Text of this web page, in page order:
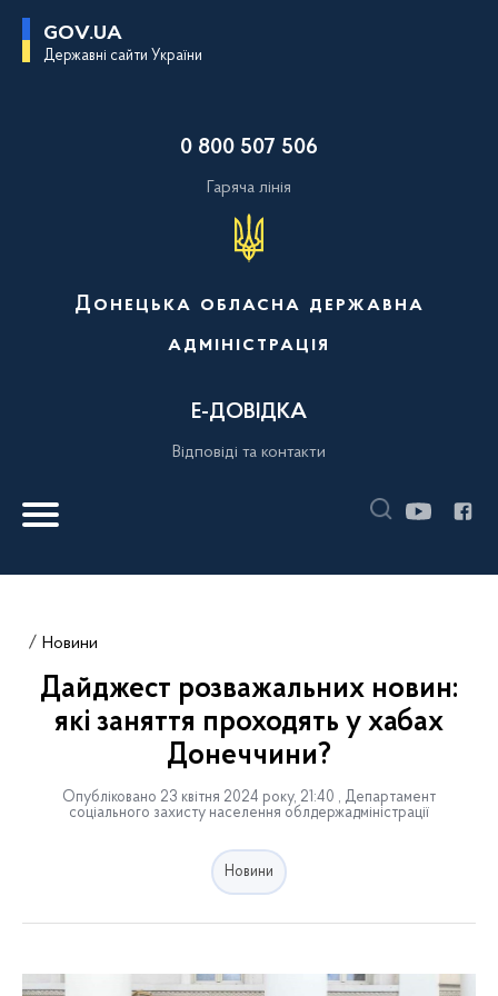
GOV.UA
Державні сайти України
0 800 507 506
Гаряча лінія
Донецька обласна державна
адміністрація
Е-ДОВІДКА
Відповіді та контакти
Новини
Дайджест розважальних новин:
які заняття проходять у хабах
Донеччини?
Опубліковано 23 квітня 2024 року, 21:40 , Департамент
соціального захисту населення облдержадміністрації
Новини